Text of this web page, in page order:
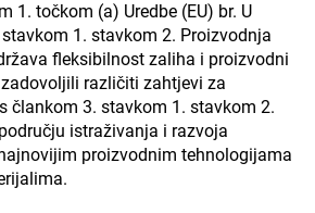
1. točkom (a) Uredbe (EU) br. U
1. stavkom 2. Proizvodnja
fleksibilnost zaliha i proizvodni
različiti zahtjevi za
člankom 3. stavkom 1. stavkom 2.
istraživanja i razvoja
proizvodnim tehnologijama